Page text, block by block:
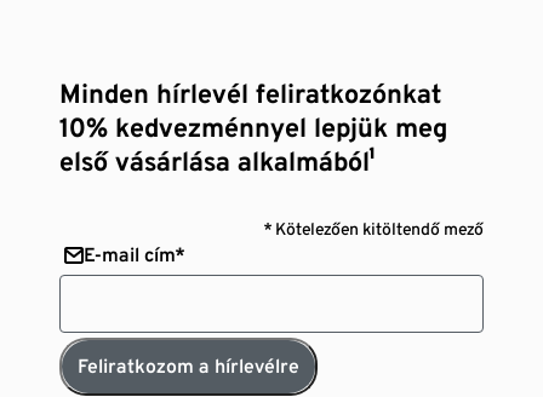
Minden hírlevél feliratkozónkat
10% kedvezménnyel lepjük meg
első vásárlása alkalmából¹
* Kötelezően kitöltendő mező
E-mail cím*
Feliratkozom a hírlevélre